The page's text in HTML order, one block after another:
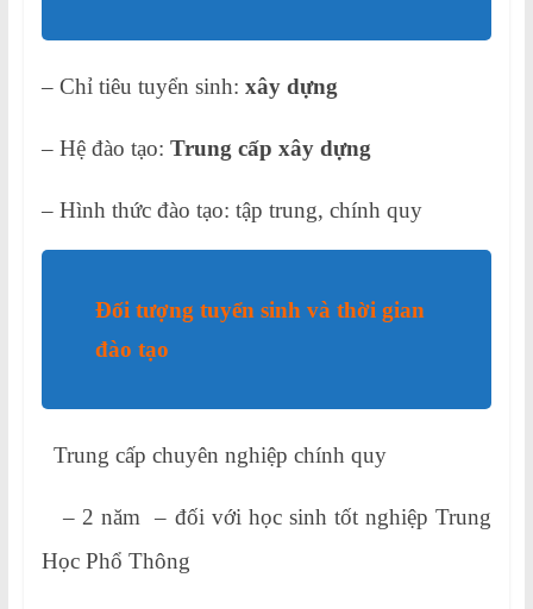
– Chỉ tiêu tuyển sinh: xây dựng
– Hệ đào tạo: Trung cấp xây dựng
– Hình thức đào tạo: tập trung, chính quy
Đối tượng tuyển sinh và thời gian
đào tạo
Trung cấp chuyên nghiệp chính quy
– 2 năm – đối với học sinh tốt nghiệp Trung
Học Phổ Thông